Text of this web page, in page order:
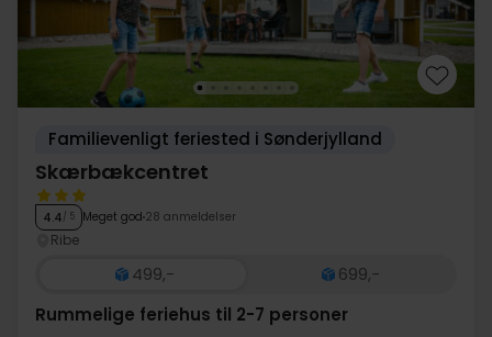
Familievenligt feriested i Sønderjylland
Skærbækcentret
4.4/ 5 Meget god 28 anmeldelser
Ribe
499,-
699,-
Rummelige feriehus til 2-7 personer